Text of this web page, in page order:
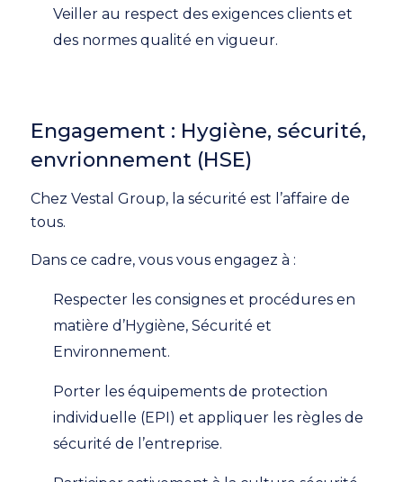
Veiller au respect des exigences clients et
des normes qualité en vigueur.
Engagement : Hygiène, sécurité,
envrionnement (HSE)
Chez Vestal Group, la sécurité est l’affaire de
tous.
Dans ce cadre, vous vous engagez à :
Respecter les consignes et procédures en
matière d’Hygiène, Sécurité et
Environnement.
Porter les équipements de protection
individuelle (EPI) et appliquer les règles de
sécurité de l’entreprise.